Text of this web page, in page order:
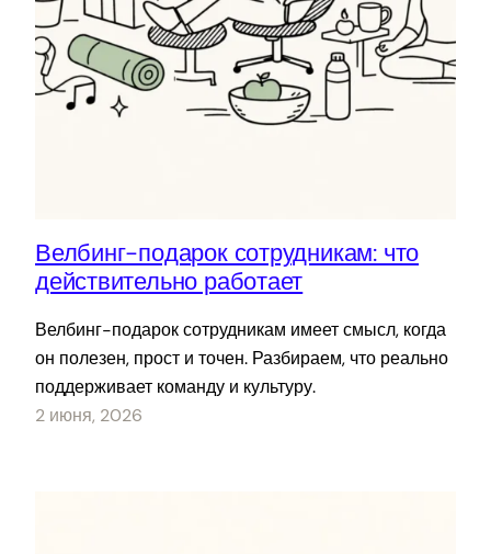
Велбинг-подарок сотрудникам: что
действительно работает
Велбинг-подарок сотрудникам имеет смысл, когда
он полезен, прост и точен. Разбираем, что реально
поддерживает команду и культуру.
2 июня, 2026